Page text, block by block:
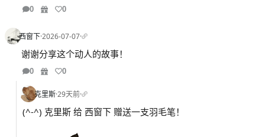
0 0
西窗下·2026-07-07·
谢谢分享这个动人的故事！
0 0
克里斯·29天前·
(^-^) 克里斯 给 西窗下 赠送一支羽毛笔！